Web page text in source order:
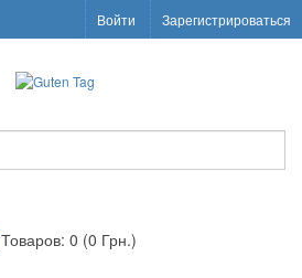
Войти Зарегистрироваться
Товаров: 0 (0 Грн.)